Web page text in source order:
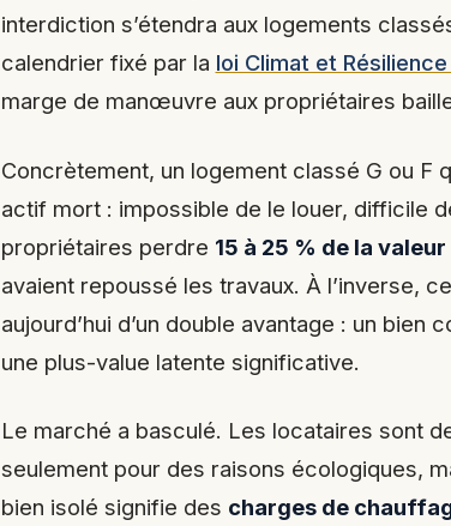
interdiction s’étendra aux logements
calendrier fixé par la loi Climat et
marge de manœuvre aux propriétaires
Concrètement, un logement classé G ou F
actif mort : impossible de le louer, difficile
propriétaires perdre 15 à 25 % de la valeur
avaient repoussé les travaux. À l’inverse,
aujourd’hui d’un double avantage : un
une plus-value latente significative.
Le marché a basculé. Les locataires sont
seulement pour des raisons écologiques,
bien isolé signifie des charges de